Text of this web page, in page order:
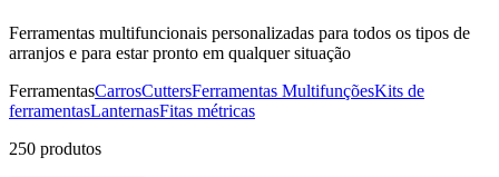
Ferramentas multifuncionais personalizadas para todos os tipos de
arranjos e para estar pronto em qualquer situação
FerramentasCarrosCuttersFerramentas MultifunçõesKits de
ferramentasLanternasFitas métricas
250 produtos